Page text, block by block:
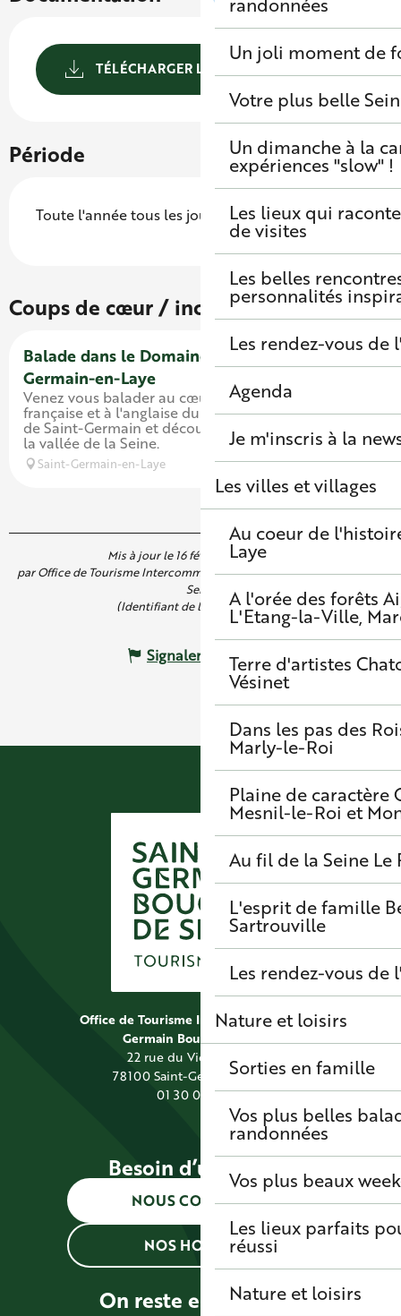
Un joli moment de
Votre plus belle
Un dimanche à la
expériences "slow" !
Les lieux qui
de visites
Les belles
personnalités
Les rendez-vous de
Agenda
Je m'inscris à la
Les villes et villages
Au coeur de
Laye
A l'orée des forêts
L'Etang-la-Ville,
Terre d'artistes
Vésinet
Dans les pas des
Marly-le-Roi
Plaine de caractère
Mesnil-le-Roi et
Au fil de la Seine Le
L'esprit de famille
Sartrouville
Les rendez-vous de
Nature et loisirs
Sorties en famille
Vos plus belles
randonnées
Vos plus beaux
Les lieux parfaits
réussi
Nature et loisirs
TÉLÉCHARGER LE PARCOURS
Période
Toute l'année tous les jours.
Coups de cœur / incontournables
Balade dans le Domaine national de Saint-
Germain-en-Laye
Venez vous balader au cœur des jardins à la
française et à l'anglaise du parc du Château-Vieux
de Saint-Germain et découvrir la vue imprenable sur
la vallée de la Seine.
Saint-Germain-en-Laye
Mis à jour le 16 février 2026 à 16:06
par Office de Tourisme Intercommunal de Saint Germain Boucles de
Seine
(Identifiant de l'offre :5894052)
Signaler une erreur
Office de Tourisme Intercommunal Saint
Germain Boucles de Seine
22 rue du Vieil Abreuvoir
78100 Saint-Germain-en-Laye
01 30 09 39 89
Besoin d’une info ?
NOUS CONTACTER
NOS HORAIRES
On reste en contact !